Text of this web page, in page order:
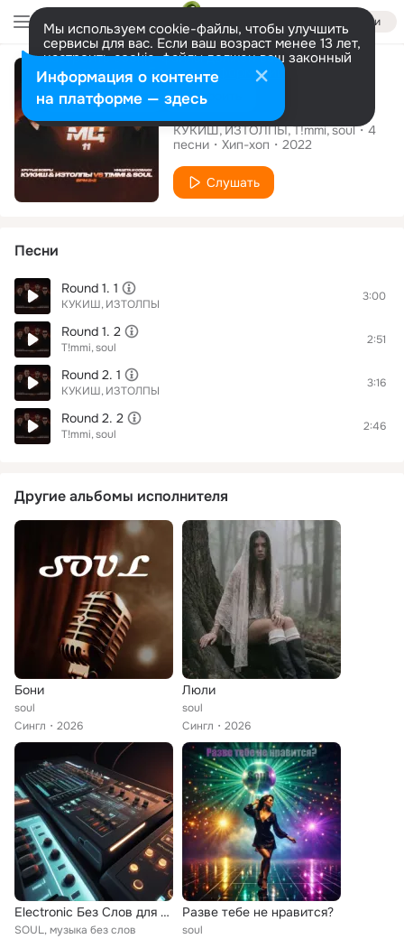
Войти
Мы используем cookie-файлы, чтобы улучшить
сервисы для вас. Если ваш возраст менее 13 лет,
настроить cookie-файлы должен ваш законный
представитель. Больше информации
Разрешить все Настроить
Альбом
КУБОК МЦ 11
КУКИШ ИЗТОЛПЫ T!mmi soul
4
песни
Хип-хоп 2022
Слушать
Песни
Round 1. 1
КУКИШ ИЗТОЛПЫ
3:00
Round 1. 2
T!mmi soul
2:51
Round 2. 1
КУКИШ ИЗТОЛПЫ
3:16
Round 2. 2
T!mmi soul
2:46
Другие альбомы исполнителя
Бони
soul
Сингл
2026
Люли
soul
Сингл
2026
Electronic Без Слов для Работы
SOUL, музыка без слов
Разве тебе не нравится?
soul
Информация о контенте
на платформе — здесь